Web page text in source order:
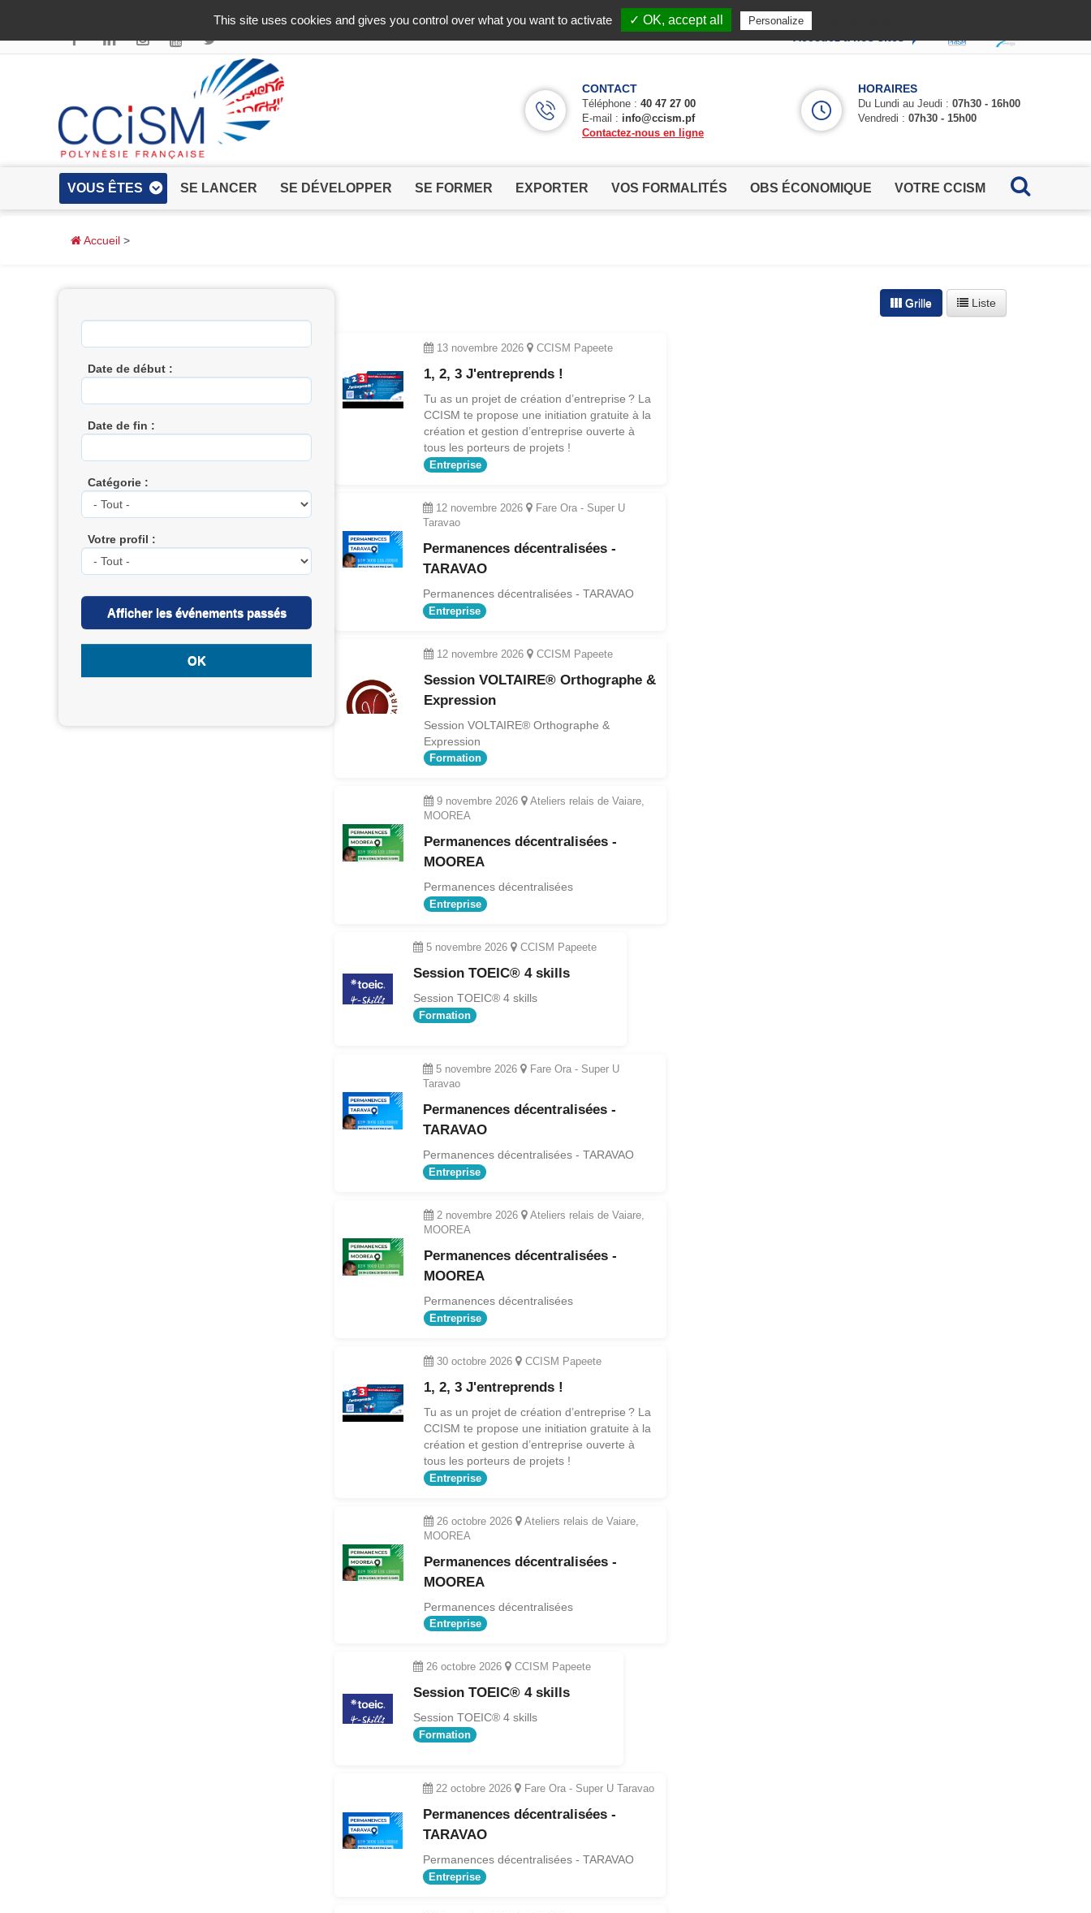
✓ Allow
CONTACT
Téléphone : 40 47 27 00
E-mail : info@ccism.pf
Contactez-nous en ligne
HORAIRES
Du Lundi au Jeudi : 07h30 - 16h00
Vendredi : 07h30 - 15h00
VOUS ÊTES SE LANCER SE DÉVELOPPER SE FORMER EXPORTER VOS FORMALITÉS OBS ÉCONOMIQUE VOTRE CCISM
Accueil >
Date de début :
Date de fin :
Catégorie :
Votre profil :
Afficher les événements passés
OK
Grille Liste
13 novembre 2026 CCISM Papeete
1, 2, 3 J'entreprends !
Tu as un projet de création d’entreprise ? La
CCISM te propose une initiation gratuite à la
création et gestion d’entreprise ouverte à
tous les porteurs de projets !
Entreprise
12 novembre 2026
Fare Ora - Super U
Taravao
Permanences décentralisées -
TARAVAO
Permanences décentralisées - TARAVAO
Entreprise
12 novembre 2026 CCISM Papeete
Session VOLTAIRE® Orthographe &
Expression
Session VOLTAIRE® Orthographe &
Expression
Formation
9 novembre 2026
Ateliers relais de Vaiare,
MOOREA
Permanences décentralisées -
MOOREA
Permanences décentralisées
Entreprise
5 novembre 2026 CCISM Papeete
Session TOEIC® 4 skills
Session TOEIC® 4 skills
Formation
5 novembre 2026
Fare Ora - Super U
Taravao
Permanences décentralisées -
TARAVAO
Permanences décentralisées - TARAVAO
Entreprise
2 novembre 2026
Ateliers relais de Vaiare,
MOOREA
Permanences décentralisées -
MOOREA
Permanences décentralisées
Entreprise
30 octobre 2026 CCISM Papeete
1, 2, 3 J'entreprends !
Tu as un projet de création d’entreprise ? La
CCISM te propose une initiation gratuite à la
création et gestion d’entreprise ouverte à
tous les porteurs de projets !
Entreprise
26 octobre 2026
Ateliers relais de Vaiare,
MOOREA
Permanences décentralisées -
MOOREA
Permanences décentralisées
Entreprise
26 octobre 2026 CCISM Papeete
Session TOEIC® 4 skills
Session TOEIC® 4 skills
Formation
22 octobre 2026 Fare Ora - Super U Taravao
Permanences décentralisées -
TARAVAO
Permanences décentralisées - TARAVAO
Entreprise
This site uses cookies and gives you control over what you want to activate ✓ OK, accept all Personalize